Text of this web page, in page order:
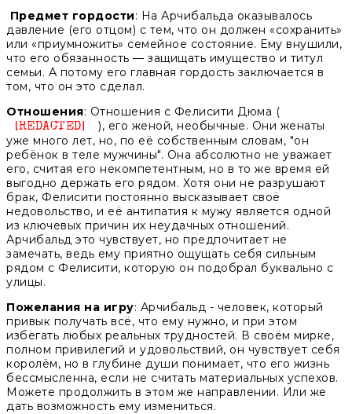
Предмет гордости: На Арчибальда оказывалось
давление (его отцом) с тем, что он должен «сохранить»
или «приумножить» семейное состояние. Ему внушили,
что его обязанность — защищать имущество и титул
семьи. А потому его главная гордость заключается в
том, что он это сделал.
Отношения: Отношения с Фелисити Дюма (
Unknown
), его женой, необычные. Они женаты
уже много лет, но, по её собственным словам, "он
ребёнок в теле мужчины". Она абсолютно не уважает
его, считая его некомпетентным, но в то же время ей
выгодно держать его рядом. Хотя они не разрушают
брак, Фелисити постоянно высказывает своё
недовольство, и её антипатия к мужу является одной
из ключевых причин их неудачных отношений.
Арчибальд это чувствует, но предпочитает не
замечать, ведь ему приятно ощущать себя сильным
рядом с Фелисити, которую он подобрал буквально с
улицы.
Пожелания на игру: Арчибальд - человек, который
привык получать всё, что ему нужно, и при этом
избегать любых реальных трудностей. В своём мирке,
полном привилегий и удовольствий, он чувствует себя
королём, но в глубине души понимает, что его жизнь
бессмысленна, если не считать материальных успехов.
Можете продолжить в этом же направлении. Или же
дать возможность ему измениться.